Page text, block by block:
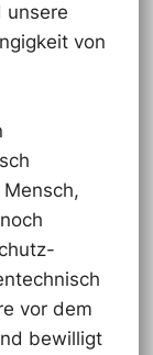
unsere
von
vor dem
bewilligt